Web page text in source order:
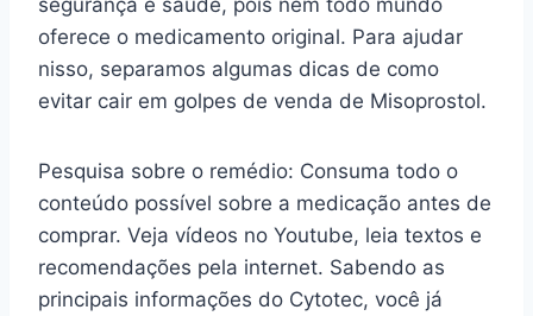
oferece o medicamento original. Para ajudar
nisso, separamos algumas dicas de como
evitar cair em golpes de venda de Misoprostol.
Pesquisa sobre o remédio: Consuma todo o
conteúdo possível sobre a medicação antes de
comprar. Veja vídeos no Youtube, leia textos e
recomendações pela internet. Sabendo as
principais informações do Cytotec, você já